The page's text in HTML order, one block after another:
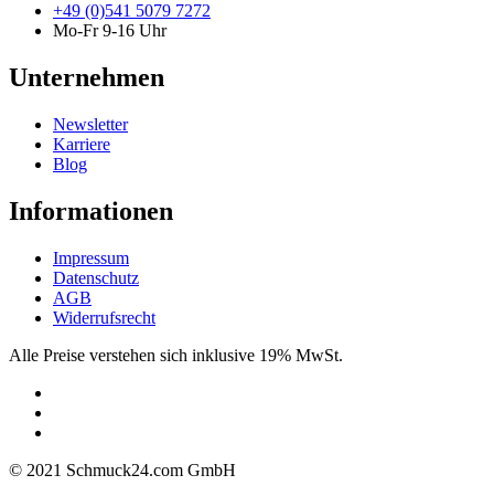
+49 (0)541 5079 7272
Mo-Fr 9-16 Uhr
Unternehmen
Newsletter
Karriere
Blog
Informationen
Impressum
Datenschutz
AGB
Widerrufsrecht
Alle Preise verstehen sich inklusive 19% MwSt.
© 2021 Schmuck24.com GmbH